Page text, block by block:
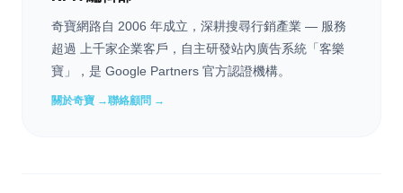
奇寶網路自 2006 年成立，深耕搜尋行銷產業 — 服務
超過 上千家企業客戶，自主研發站內廣告系統「客樂
寶」，是 Google Partners 官方認證機構。
關於奇寶 →聯絡顧問 →